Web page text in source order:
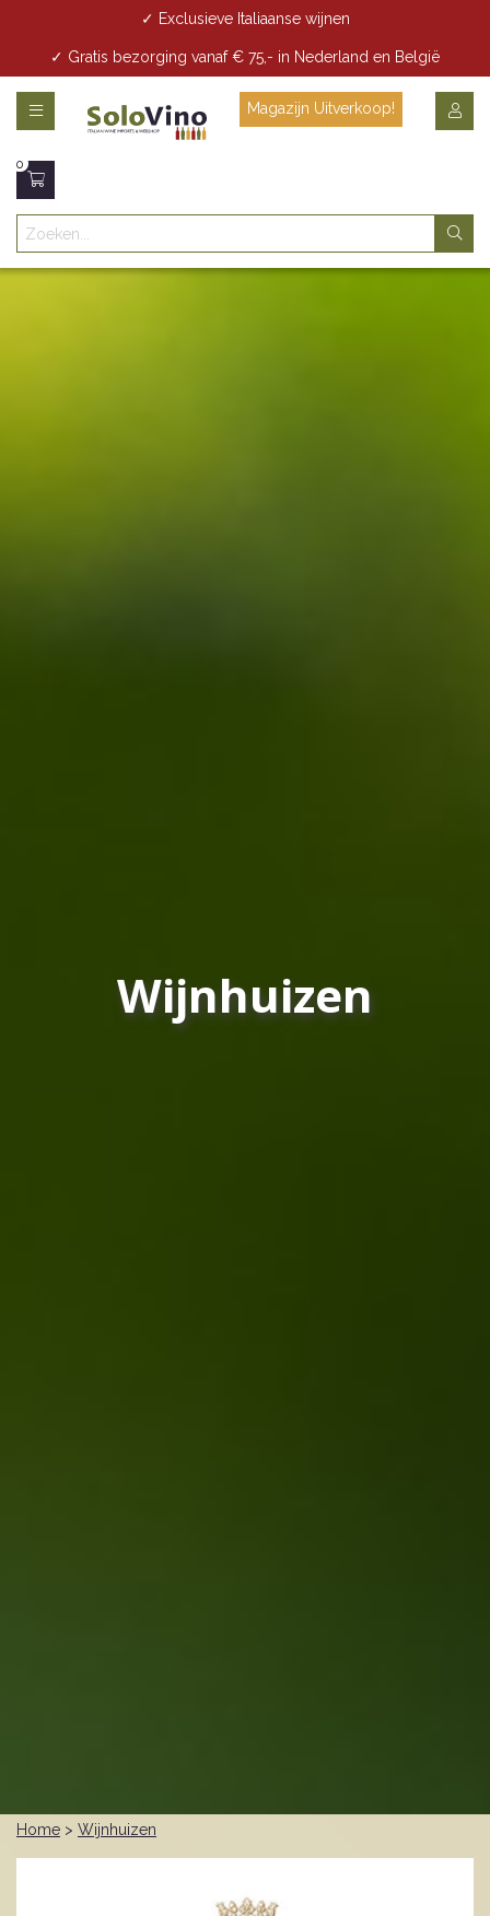
✓ Exclusieve Italiaanse wijnen
✓ Gratis bezorging vanaf € 75,- in Nederland en België
✓ Gratis bezorging vanaf € 35,- in Den Haag
Magazijn Uitverkoop!
0
Wijnhuizen
Home > Wijnhuizen